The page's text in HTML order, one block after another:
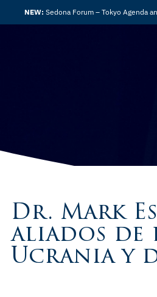
NEW: Sedona Forum – Tokyo Agenda
Dr. Mark
aliados de
Ucrania y